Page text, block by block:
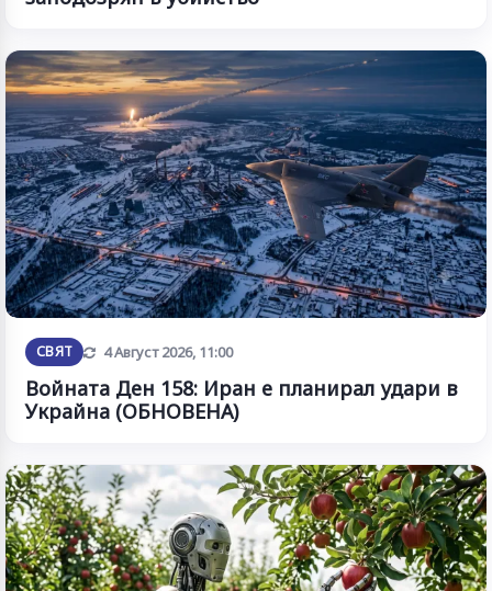
СВЯТ Обновена
4 Август 2026, 11:00
Войната Ден 158: Иран е планирал удари в
Украйна (ОБНОВЕНА)